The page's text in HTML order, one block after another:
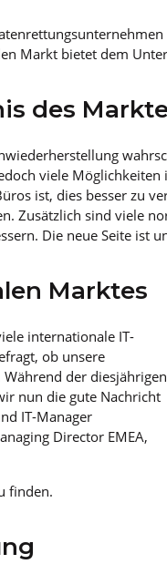
Markt bietet dem
des
viele
ist, dies besser zu
Zusätzlich sind viele
Die neue Seite ist
Marktes
internationale IT-
ob unsere
der diesjährigen
nun die gute Nachricht
IT-Manager
Director EMEA,
finden.